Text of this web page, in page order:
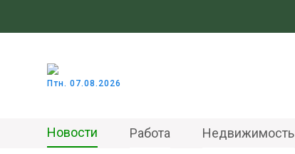
Птн. 07.08.2026
Новости Работа Недвижимость